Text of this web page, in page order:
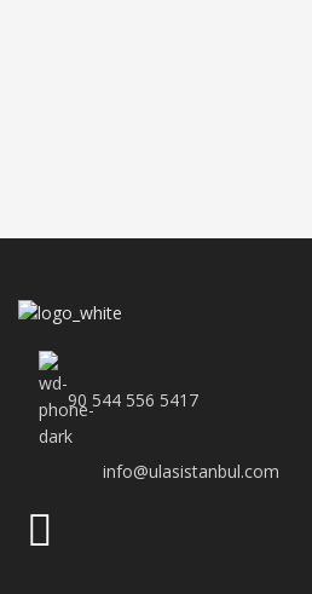
90 544 556 5417
info@ulasistanbul.com